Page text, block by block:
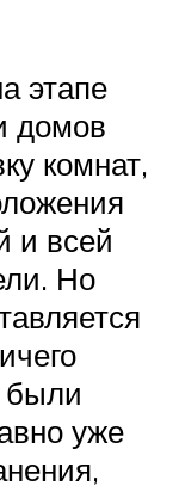
этапе
домов
комнат,
и всей
Но
были
уже